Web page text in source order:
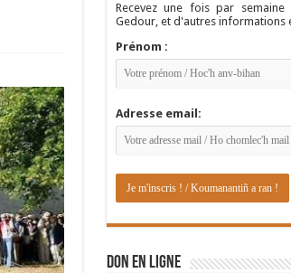
Recevez une fois par
Gedour, et d'autres informations
Prénom :
Adresse email:
DON EN LIGNE